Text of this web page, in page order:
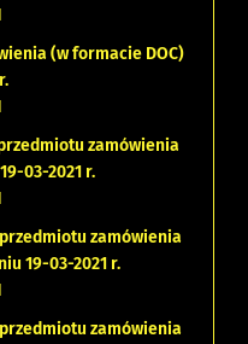
(w formacie DOC)
zamówienia
03-2021 r.
przedmiotu zamówienia
19-03-2021 r.
przedmiotu zamówienia